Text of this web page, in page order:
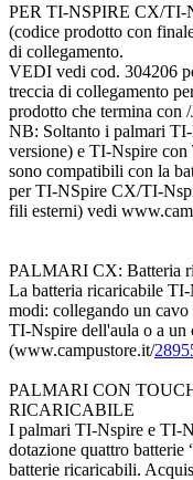
PER TI-NSPIRE CX/TI-
(codice prodotto con
di collegamento.
VEDI vedi cod. 304206
treccia di collegamento
prodotto che termina con
NB: Soltanto i palmari
versione) e TI-Nspire
sono compatibili con la
per TI-NSpire CX/TI-
fili esterni) vedi
PALMARI CX: Batteria
La batteria ricaricabile
modi: collegando un
TI-Nspire dell'aula o a un
(www.campustore.it/
PALMARI CON
RICARICABILE
I palmari TI-Nspire e TI-
dotazione quattro
batterie ricaricabili.